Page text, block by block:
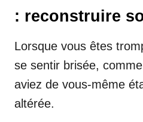
: reconstruire
Lorsque vous êtes
se sentir brisée,
aviez de vous-même
altérée.